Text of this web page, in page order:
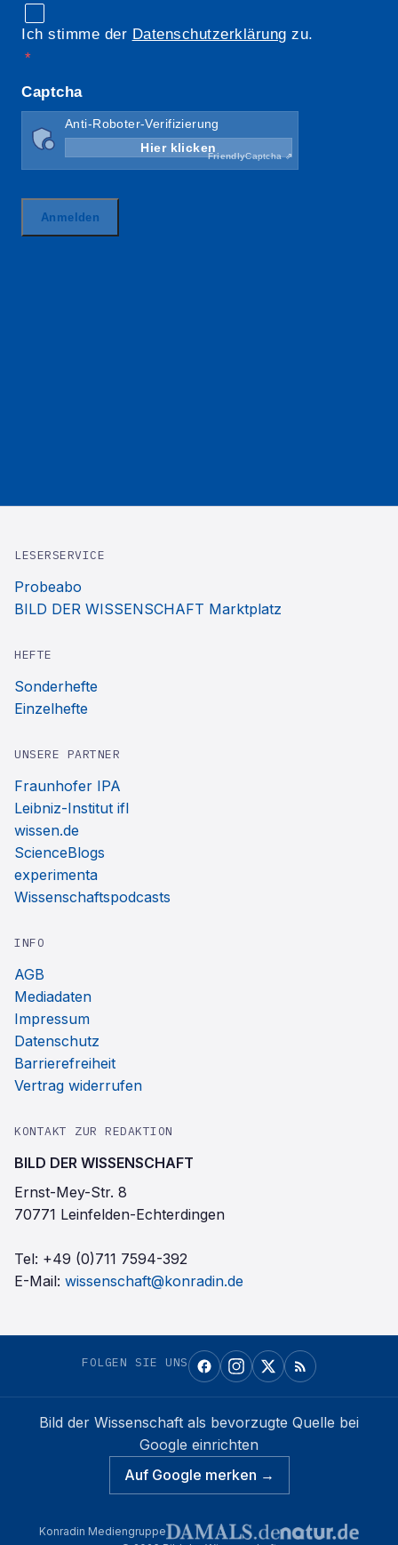
LESERSERVICE
Probeabo
BILD DER WISSENSCHAFT Marktplatz
HEFTE
Sonderhefte
Einzelhefte
UNSERE PARTNER
Fraunhofer IPA
Leibniz-Institut ifl
wissen.de
ScienceBlogs
experimenta
Wissenschaftspodcasts
INFO
AGB
Mediadaten
Impressum
Datenschutz
Barrierefreiheit
Vertrag widerrufen
KONTAKT ZUR REDAKTION
BILD DER WISSENSCHAFT
Ernst-Mey-Str. 8
70771 Leinfelden-Echterdingen
Tel: +49 (0)711 7594-392
E-Mail: wissenschaft@konradin.de
FOLGEN SIE UNS
Bild der Wissenschaft als bevorzugte Quelle bei
Google einrichten
Auf Google merken →
Konradin Mediengruppe